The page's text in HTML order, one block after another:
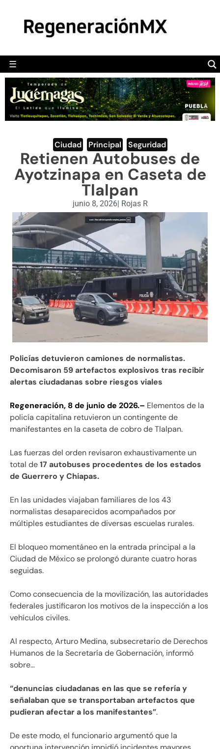
☰
POLÍTICA
CAMALEÓN
OPINIÓN
DEPORTES
ENGLISH SECTION
VIDEOS
Ciudad Principal Seguridad
Retienen Autobuses de
Ayotzinapa en Caseta de
Tlalpan
junio 8, 2026| Rojas R
Policías detuvieron camiones de normalistas.
Decomisaron 59 artefactos explosivos tras recibir
alertas ciudadanas sobre riesgos viales
Regeneración, 8 de junio de 2026.– Elementos de la
policía capitalina retuvieron un contingente de
manifestantes en la caseta de cobro de Tlalpan.
Las fuerzas del orden revisaron exhaustivamente un
total de17 autobuses procedentes de los estados
de Guerrero y Chiapas.
En las unidades viajaban familiares de los 43
normalistas desaparecidos acompañados por
múltiples estudiantes de diversas escuelas rurales.
El bloqueo momentáneo en la entrada principal a la
Ciudad de México se prolongó durante cuatro horas
seguidas.
Como consecuencia de la movilización, las autoridades
federales justificaron los motivos de la inspección a los
vehículos civiles.
Al respecto, Arturo Medina, subsecretario de Derechos
Humanos de la Secretaría de Gobernación, informó
sobre…
“denuncias ciudadanas en las que se refería y
señalaban que se transportaban artefactos que
pudieran afectar a los manifestantes”.
De este modo, el funcionario argumentó que la